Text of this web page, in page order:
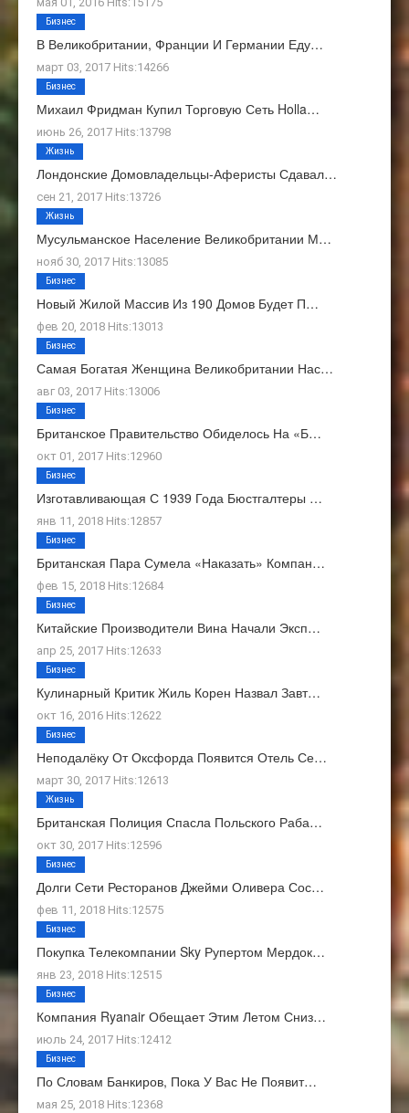
В Великобритании, Франции И Германии Еду…
март 03, 2017 Hits:14266
Бизнес
Михаил Фридман Купил Торговую Сеть Holla…
июнь 26, 2017 Hits:13798
Бизнес
Лондонские Домовладельцы-Аферисты Сдавал…
сен 21, 2017 Hits:13726
Жизнь
Мусульманское Население Великобритании М…
нояб 30, 2017 Hits:13085
Жизнь
Новый Жилой Массив Из 190 Домов Будет П…
фев 20, 2018 Hits:13013
Бизнес
Самая Богатая Женщина Великобритании Нас…
авг 03, 2017 Hits:13006
Бизнес
Британское Правительство Обиделось На «Б…
окт 01, 2017 Hits:12960
Бизнес
Изготавливающая С 1939 Года Бюстгалтеры …
янв 11, 2018 Hits:12857
Бизнес
Британская Пара Сумела «наказать» Компан…
фев 15, 2018 Hits:12684
Бизнес
Китайские Производители Вина Начали Эксп…
апр 25, 2017 Hits:12633
Бизнес
Кулинарный Критик Жиль Корен Назвал Завт…
окт 16, 2016 Hits:12622
Бизнес
Неподалёку От Оксфорда Появится Отель Се…
март 30, 2017 Hits:12613
Бизнес
Британская Полиция Спасла Польского Раба…
окт 30, 2017 Hits:12596
Жизнь
Долги Сети Ресторанов Джейми Оливера Сос…
фев 11, 2018 Hits:12575
Бизнес
Покупка Телекомпании Sky Рупертом Мердок…
янв 23, 2018 Hits:12515
Бизнес
Компания Ryanair Обещает Этим Летом Сниз…
июль 24, 2017 Hits:12412
Бизнес
По Словам Банкиров, Пока У Вас Не Появит…
мая 25, 2018 Hits:12368
Бизнес